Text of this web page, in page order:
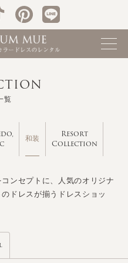
覧
和装
Resort
Collection
ンセプトに、人気のオリジナ
ドレスが揃うドレスショッ